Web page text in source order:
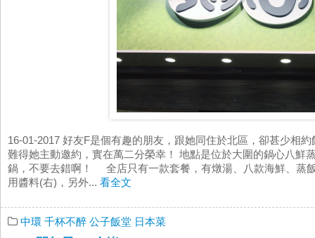
16-01-2017 好友F是個有趣的朋友，跟她同住於北區，卻甚少相
難得她主動邀約，實在萬二分榮幸！ 地點是位於大圍的鍋心八
鍋，不要去錯啊！ 全店只有一款套餐，有燉湯、八款海鮮、
用醬料(右)，另外... 看全文
中環 千杯不醉 公子飯堂 日本菜